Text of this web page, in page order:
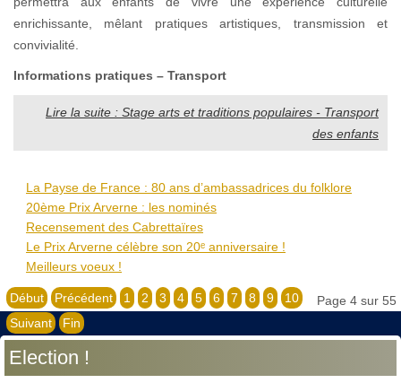
enrichissante, mêlant pratiques artistiques, transmission et
convivialité.
Informations pratiques – Transport
Lire la suite : Stage arts et traditions populaires - Transport
des enfants
La Payse de France : 80 ans d’ambassadrices du folklore
20ème Prix Arverne : les nominés
Recensement des Cabrettaïres
Le Prix Arverne célèbre son 20ᵉ anniversaire !
Meilleurs voeux !
Page 4 sur 55
Début Précédent 1 2 3 4 5 6 7 8 9
10
Suivant
Fin
Election !